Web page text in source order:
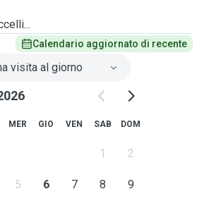
Calendario aggiornato di recente
visita al giorno
MER GIO VEN SAB DOM
1 2
5 6 7 8 9